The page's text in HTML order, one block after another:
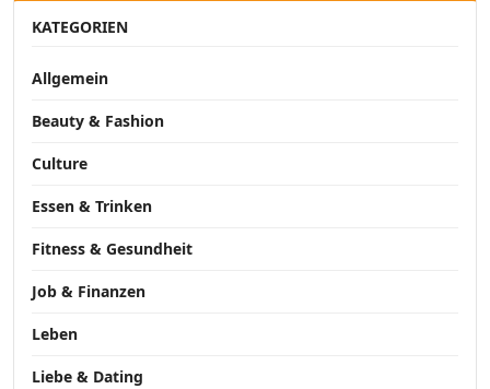
KATEGORIEN
Allgemein
Beauty & Fashion
Culture
Essen & Trinken
Fitness & Gesundheit
Job & Finanzen
Leben
Liebe & Dating